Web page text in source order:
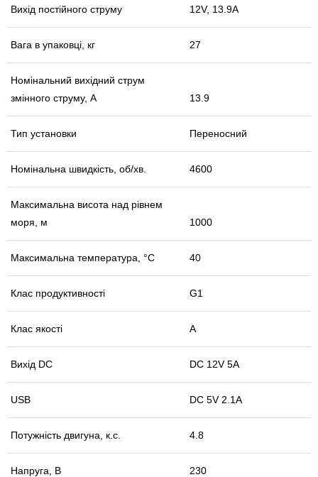
Вихід постійного струму 12V, 13.9A
Вага в упаковці, кг 27
Номінальний вихідний струм
змінного струму, А
13.9
Тип установки Переносний
Номінальна швидкість, об/хв. 4600
Максимальна висота над рівнем
моря, м
1000
Максимальна температура, °С 40
Клас продуктивності G1
Клас якості А
Вихід DC DC 12V 5A
USB DC 5V 2.1A
Потужність двигуна, к.с. 4.8
Напруга, В 230